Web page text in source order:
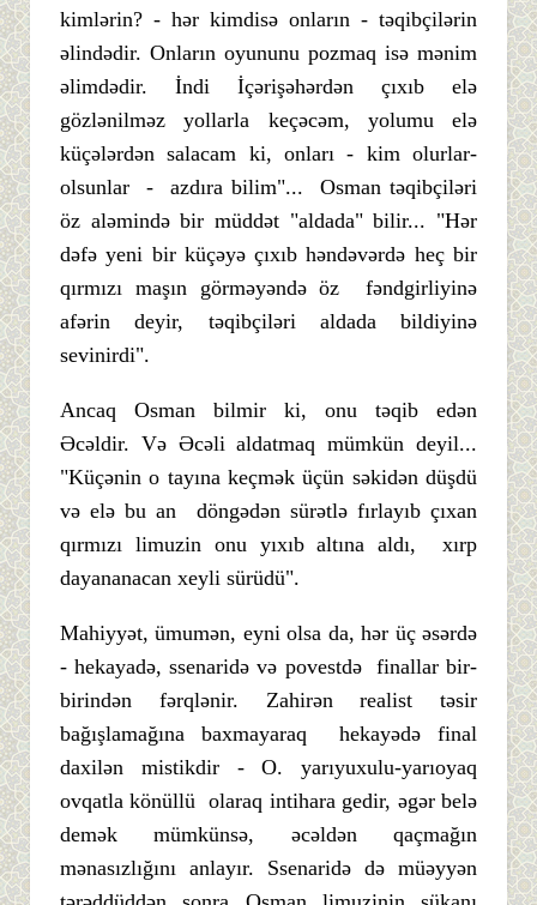
kimlərin? - hər kimdisə onların - təqibçilərin
əlindədir. Onların oyununu pozmaq isə mənim
əlimdədir. İndi İçərişəhərdən çıxıb elə
gözlənilməz yollarla keçəcəm, yolumu elə
küçələrdən salacam ki, onları - kim olurlar-
olsunlar - azdıra bilim"... Osman təqibçiləri
öz aləmində bir müddət "aldada" bilir... "Hər
dəfə yeni bir küçəyə çıxıb həndəvərdə heç bir
qırmızı maşın görməyəndə öz fəndgirliyinə
afərin deyir, təqibçiləri aldada bildiyinə
sevinirdi".
Ancaq Osman bilmir ki, onu təqib edən
Əcəldir. Və Əcəli aldatmaq mümkün deyil...
"Küçənin o tayına keçmək üçün səkidən düşdü
və elə bu an döngədən sürətlə fırlayıb çıxan
qırmızı limuzin onu yıxıb altına aldı, xırp
dayananacan xeyli sürüdü".
Mahiyyət, ümumən, eyni olsa da, hər üç əsərdə
- hekayadə, ssenaridə və povestdə finallar bir-
birindən fərqlənir. Zahirən realist təsir
bağışlamağına baxmayaraq hekayədə final
daxilən mistikdir - O. yarıyuxulu-yarıoyaq
ovqatla könüllü olaraq intihara gedir, əgər belə
demək mümkünsə, əcəldən qaçmağın
mənasızlığını anlayır. Ssenaridə də müəyyən